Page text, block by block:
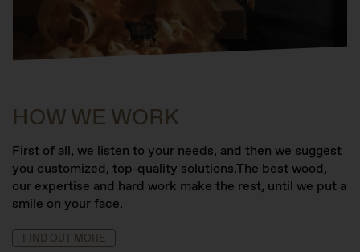
HOW WE WORK
First of all, we listen to your needs, and then we suggest
you customized, top-quality solutions.The best wood,
our expertise and hard work make the rest, until we put a
smile on your face.
FIND OUT MORE